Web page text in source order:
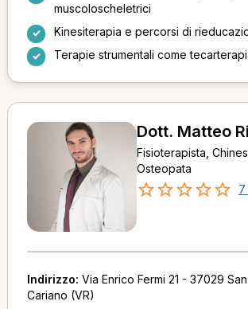
muscoloscheletrici
Kinesiterapia e percorsi di
Terapie strumentali come
Dott. Matteo
Fisioterapista,
Osteopata
7
Indirizzo: Via Enrico Fermi 21 - 37029
Cariano (VR)